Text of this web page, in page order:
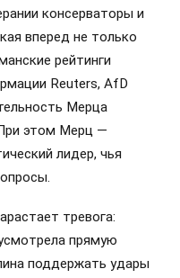
консерваторы и
вперед не только
рейтинги
Reuters, AfD
Мерца
этом Мерц —
лидер, чья
тревога:
прямую
поддержать удары